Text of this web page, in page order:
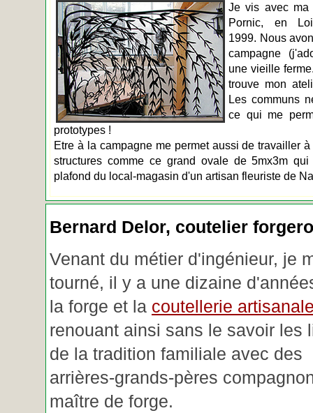
Je vis avec ma
Pornic, en
1999. Nous
campagne
une vieille
trouve mon
Les communs
ce qui me
prototypes !
Etre à la campagne me permet aussi de travailler
structures comme ce grand ovale de 5mx3m
plafond du local-magasin d'un artisan fleuriste de
Bernard Delor, coutelier
Venant du métier d'ingénieur, je
tourné, il y a une dizaine
la forge et la coutellerie
renouant ainsi sans le savoir les
de la tradition familiale avec des
arrières-grands-pères
maître de forge.